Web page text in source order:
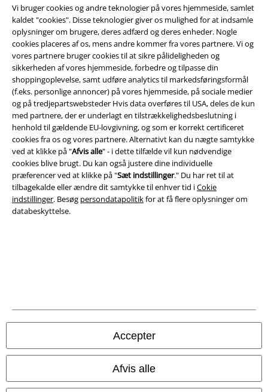
Vi bruger cookies og andre teknologier på vores hjemmeside, samlet
kaldet "cookies". Disse teknologier giver os mulighed for at indsamle
oplysninger om brugere, deres adfærd og deres enheder. Nogle
cookies placeres af os, mens andre kommer fra vores partnere. Vi og
vores partnere bruger cookies til at sikre pålideligheden og
sikkerheden af ​​vores hjemmeside, forbedre og tilpasse din
shoppingoplevelse, samt udføre analytics til markedsføringsformål
(f.eks. personlige annoncer) på vores hjemmeside, på sociale medier
og på tredjepartswebsteder Hvis data overføres til USA, deles de kun
med partnere, der er underlagt en tilstrækkelighedsbeslutning i
henhold til gældende EU-lovgivning, og som er korrekt certificeret
cookies fra os og vores partnere. Alternativt kan du nægte samtykke
ved at klikke på "Afvis alle" - i dette tilfælde vil kun nødvendige
cookies blive brugt. Du kan også justere dine individuelle
præferencer ved at klikke på "Sæt indstillinger." Du har ret til at
tilbagekalde eller ændre dit samtykke til enhver tid iCokie
indstillinger. Besøg persondatapolitikfor at få flere oplysninger om
databeskyttelse.
Accepter
Afvis alle
Overensstemmelseserklæring
Oplysninger om tilgængelighed
Cokie indstillinger
Bekræft annullering
Alle priser er inkl. moms. Oplyst leveringstid er et estimat og ikke
garanteret.
© 1986-2026 E.M.P. Merchandising HGmbH
EMP Webshops
EMP Polska
EMP Česká Republika
EMP Schweiz